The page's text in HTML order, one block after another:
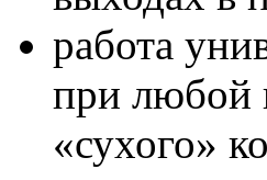
работа
при любой
«сухого»